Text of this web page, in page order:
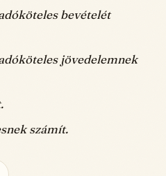
bevételét
jövedelemnek
számít.